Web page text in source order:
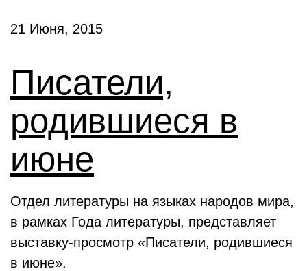
21 Июня, 2015
Писатели,
родившиеся в
июне
Отдел литературы на языках народов мира,
в рамках Года литературы, представляет
выставку-просмотр «Писатели, родившиеся
в июне».